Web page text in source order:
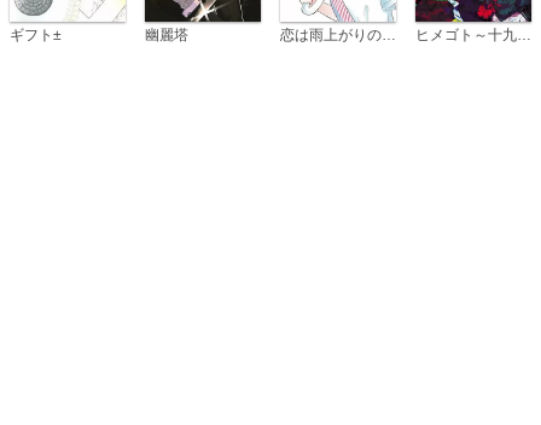
ギフト± 幽麗塔 ヒメゴト～十九歳の制服～